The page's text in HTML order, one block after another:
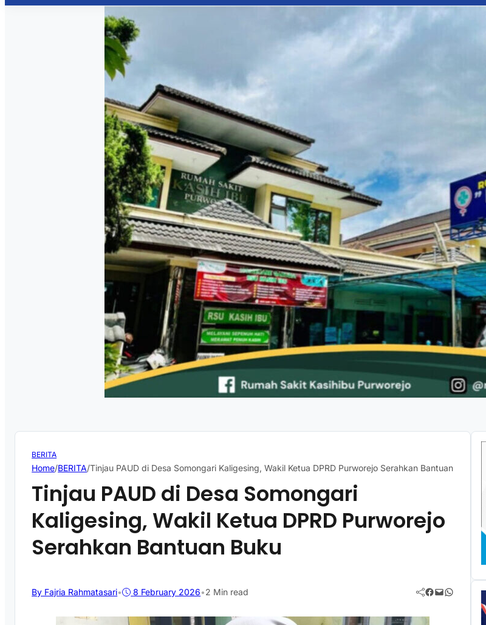
BERITA
Home/BERITA/Tinjau PAUD di Desa Somongari Kaligesing, Wakil Ketua DPRD Purworejo Serahkan Bantuan Buku
Tinjau PAUD di Desa Somongari
Kaligesing, Wakil Ketua DPRD Purworejo
Serahkan Bantuan Buku
By Fajria Rahmatasari• 8 February 2026•2 Min read Facebook Mail WhatsApp